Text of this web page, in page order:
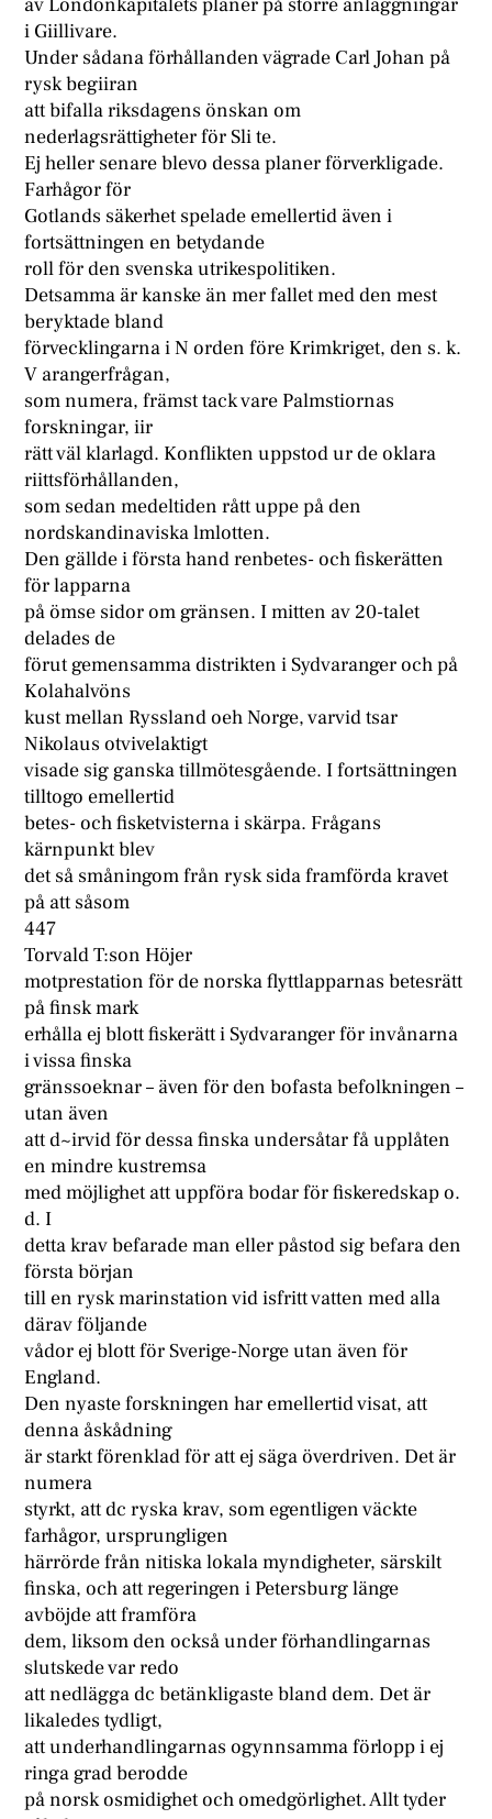
av Londonkapitalets planer på större anläggningar
i Giillivare.
Under sådana förhållanden vägrade Carl Johan på
rysk begiiran
att bifalla riksdagens önskan om
nederlagsrättigheter för Sli te.
Ej heller senare blevo dessa planer förverkligade.
Farhågor för
Gotlands säkerhet spelade emellertid även i
fortsättningen en betydande
roll för den svenska utrikespolitiken.
Detsamma är kanske än mer fallet med den mest
beryktade bland
förvecklingarna i N orden före Krimkriget, den s. k.
V arangerfrågan,
som numera, främst tack vare Palmstiornas
forskningar, iir
rätt väl klarlagd. Konflikten uppstod ur de oklara
riittsförhållanden,
som sedan medeltiden rått uppe på den
nordskandinaviska lmlotten.
Den gällde i första hand renbetes- och fiskerätten
för lapparna
på ömse sidor om gränsen. I mitten av 20-talet
delades de
förut gemensamma distrikten i Sydvaranger och på
Kolahalvöns
kust mellan Ryssland oeh Norge, varvid tsar
Nikolaus otvivelaktigt
visade sig ganska tillmötesgående. I fortsättningen
tilltogo emellertid
betes- och fisketvisterna i skärpa. Frågans
kärnpunkt blev
det så småningom från rysk sida framförda kravet
på att såsom
447
Torvald T:son Höjer
motprestation för de norska flyttlapparnas betesrätt
på finsk mark
erhålla ej blott fiskerätt i Sydvaranger för invånarna
i vissa finska
gränssoeknar – även för den bofasta befolkningen –
utan även
att d~irvid för dessa finska undersåtar få upplåten
en mindre kustremsa
med möjlighet att uppföra bodar för fiskeredskap o.
d. I
detta krav befarade man eller påstod sig befara den
första början
till en rysk marinstation vid isfritt vatten med alla
därav följande
vådor ej blott för Sverige-Norge utan även för
England.
Den nyaste forskningen har emellertid visat, att
denna åskådning
är starkt förenklad för att ej säga överdriven. Det är
numera
styrkt, att dc ryska krav, som egentligen väckte
farhågor, ursprungligen
härrörde från nitiska lokala myndigheter, särskilt
finska, och att regeringen i Petersburg länge
avböjde att framföra
dem, liksom den också under förhandlingarnas
slutskede var redo
att nedlägga dc betänkligaste bland dem. Det är
likaledes tydligt,
att underhandlingarnas ogynnsamma förlopp i ej
ringa grad berodde
på norsk osmidighet och omedgörlighet. Allt tyder